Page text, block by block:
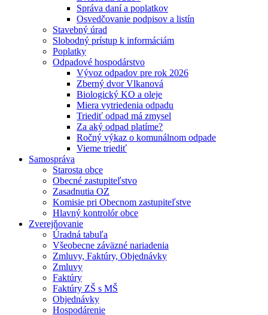
Správa daní a poplatkov
Osvedčovanie podpisov a listín
Stavebný úrad
Slobodný prístup k informáciám
Poplatky
Odpadové hospodárstvo
Vývoz odpadov pre rok 2026
Zberný dvor Vlkanová
Biologický KO a oleje
Miera vytriedenia odpadu
Triediť odpad má zmysel
Za aký odpad platíme?
Ročný výkaz o komunálnom odpade
Vieme triediť
Samospráva
Starosta obce
Obecné zastupiteľstvo
Zasadnutia OZ
Komisie pri Obecnom zastupiteľstve
Hlavný kontrolór obce
Zverejňovanie
Úradná tabuľa
Všeobecne záväzné nariadenia
Zmluvy, Faktúry, Objednávky
Zmluvy
Faktúry
Faktúry ZŠ s MŠ
Objednávky
Hospodárenie